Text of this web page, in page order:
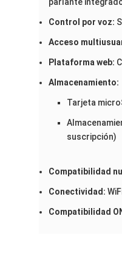
parlante
Control por voz:
Acceso
Plataforma web:
Almacenamiento:
Tarjeta
suscripción)
Compatibilidad
Conectividad:
Compatibilidad